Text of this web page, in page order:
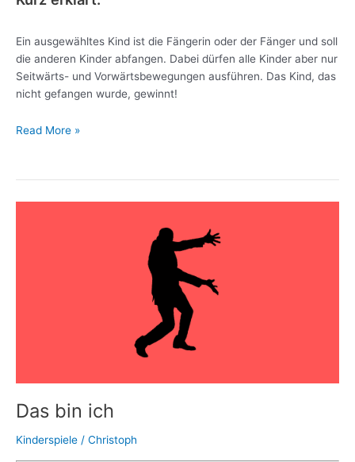
Ein ausgewähltes Kind ist die Fängerin oder der Fänger und soll
die anderen Kinder abfangen. Dabei dürfen alle Kinder aber nur
Seitwärts- und Vorwärtsbewegungen ausführen. Das Kind, das
nicht gefangen wurde, gewinnt!
Read More »
Das bin ich
Kinderspiele / Christoph